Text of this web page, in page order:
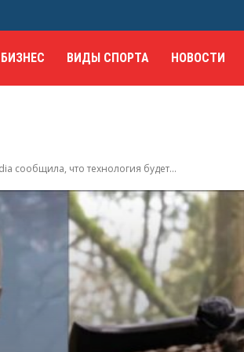
БИЗНЕС ВИДЫ СПОРТА НОВОСТИ
сообщила, что технология будет...